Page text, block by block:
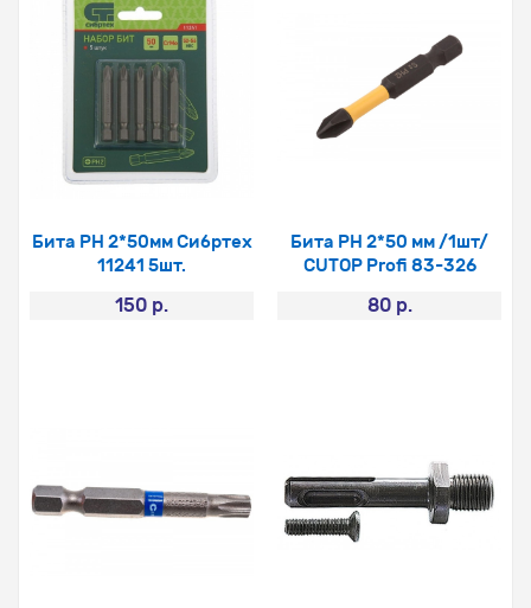
Бита PH 2*50мм Сибртех
11241 5шт.
150 р.
Бита PH 2*50 мм /1шт/
CUTOP Profi 83-326
80 р.